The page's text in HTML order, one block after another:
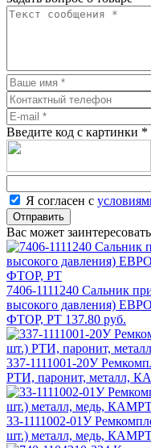
Введите код с картинки *
Я согласен с
Отправить
Вас может заинтересовать
7406-1111240 Сальник
высокого давления)
ФТОР, РТ 137.80 руб.
337-1111001-20У
РТИ, паронит, металл,
33-1111002-01У
шт.) металл, медь,